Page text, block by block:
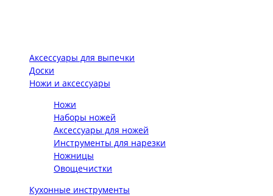
Аксессуары для выпечки
Доски
Ножи и аксессуары
Ножи
Наборы ножей
Аксессуары для ножей
Инструменты для нарезки
Ножницы
Овощечистки
Кухонные инструменты